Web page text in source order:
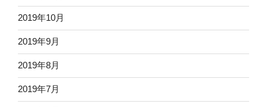
2019年10月
2019年9月
2019年8月
2019年7月